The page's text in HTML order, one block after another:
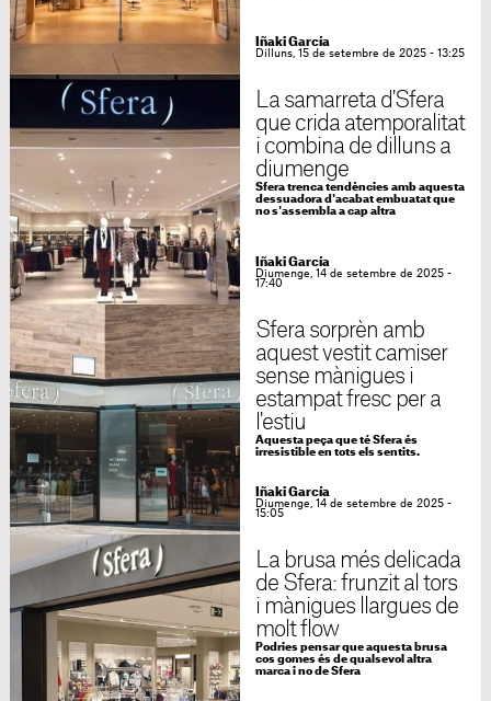
Iñaki García
Dilluns, 15 de setembre de 2025 - 13:25
La samarreta d'Sfera
que crida atemporalitat
i combina de dilluns a
diumenge
Sfera trenca tendències amb aquesta
dessuadora d'acabat embuatat que
no s'assembla a cap altra
Iñaki García
Diumenge, 14 de setembre de 2025 -
17:40
Sfera sorprèn amb
aquest vestit camiser
sense mànigues i
estampat fresc per a
l'estiu
Aquesta peça que té Sfera és
irresistible en tots els sentits.
Iñaki García
Diumenge, 14 de setembre de 2025 -
15:05
La brusa més delicada
de Sfera: frunzit al tors
i mànigues llargues de
molt flow
Podries pensar que aquesta brusa
cos gomes és de qualsevol altra
marca i no de Sfera